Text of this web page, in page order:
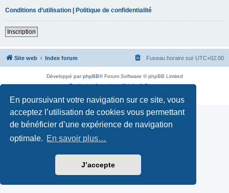
En poursuivant votre navigation sur ce site, vous
acceptez l’utilisation de cookies vous permettant
de bénéficier d’une expérience de navigation
optimale. En savoir plus…
J’accepte
Conditions d’utilisation | Politique de confidentialité
Inscription
Site web Index forum Fuseau horaire sur UTC+02:00
Développé parphpBB® Forum Software © phpBB Limited
Traduction française officielle©Qiaeru